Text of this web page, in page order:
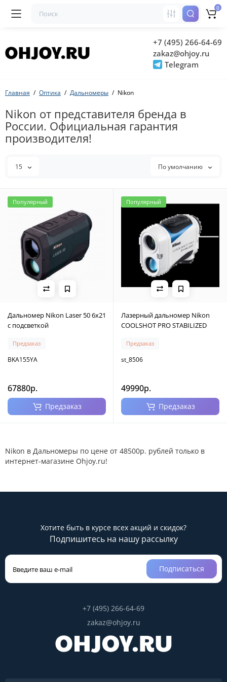
+7 (495) 266-64-69
zakaz@ohjoy.ru
Telegram
0
Главная Оптика Дальномеры Nikon
Nikon от представителя бренда в
России. Официальная гарантия
производителя!
15 По умолчанию
Популярный
Дальномер Nikon Laser 50 6х21
c подсветкой
Предзаказ
BKA155YA
67880р.
Предзаказ
Популярный
Лазерный дальномер Nikon
COOLSHOT PRO STABILIZED
Предзаказ
st_8506
49990р.
Предзаказ
Nikon в Дальномеры по цене от 48500р. рублей только в
интернет-магазине Ohjoy.ru!
Хотите быть в курсе всех акций и скидок?
Подпишитесь на нашу рассылку
Подписаться
+7 (495) 266-64-69
zakaz@ohjoy.ru